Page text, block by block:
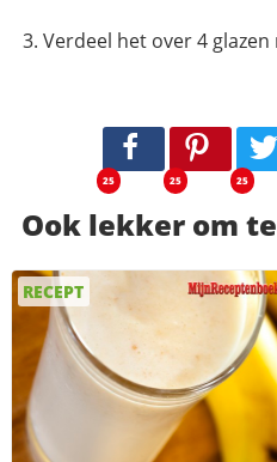
Verdeel het over 4
25 25 25
Ook lekker om
RECEPT